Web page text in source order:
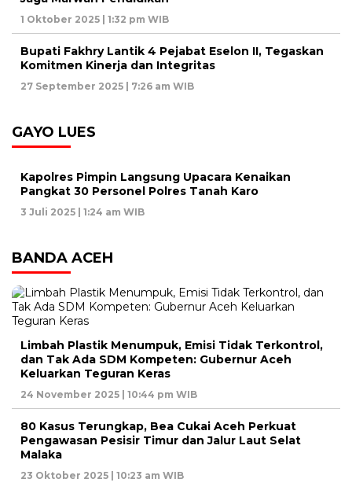
1 Oktober 2025 | 1:32 pm WIB
Bupati Fakhry Lantik 4 Pejabat Eselon II, Tegaskan
Komitmen Kinerja dan Integritas
27 September 2025 | 7:26 am WIB
GAYO LUES
Kapolres Pimpin Langsung Upacara Kenaikan
Pangkat 30 Personel Polres Tanah Karo
3 Juli 2025 | 1:24 am WIB
BANDA ACEH
Limbah Plastik Menumpuk, Emisi Tidak Terkontrol,
dan Tak Ada SDM Kompeten: Gubernur Aceh
Keluarkan Teguran Keras
24 November 2025 | 10:44 pm WIB
80 Kasus Terungkap, Bea Cukai Aceh Perkuat
Pengawasan Pesisir Timur dan Jalur Laut Selat
Malaka
23 Oktober 2025 | 10:23 am WIB